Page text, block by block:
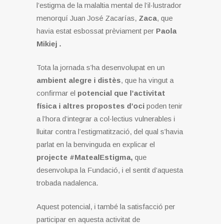
l’estigma de la malaltia mental de l’il·lustrador
menorquí Juan José Zacarías, Zaca, que
havia estat esbossat prèviament per Paola
Mikiej .
Tota la jornada s’ha desenvolupat en un
ambient alegre i distès, que ha vingut a
confirmar el potencial que l’activitat
física i altres propostes d’oci poden tenir
a l’hora d’integrar a col·lectius vulnerables i
lluitar contra l’estigmatització, del qual s’havia
parlat en la benvinguda en explicar el
projecte #MatealEstigma, que
desenvolupa la Fundació, i el sentit d’aquesta
trobada nadalenca.
Aquest potencial, i també la satisfacció per
participar en aquesta activitat de